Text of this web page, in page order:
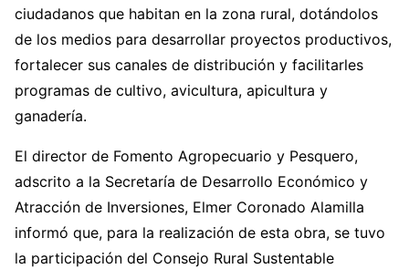
ciudadanos que habitan en la zona rural, dotándolos
de los medios para desarrollar proyectos productivos,
fortalecer sus canales de distribución y facilitarles
programas de cultivo, avicultura, apicultura y
ganadería.
El director de Fomento Agropecuario y Pesquero,
adscrito a la Secretaría de Desarrollo Económico y
Atracción de Inversiones, Elmer Coronado Alamilla
informó que, para la realización de esta obra, se tuvo
la participación del Consejo Rural Sustentable